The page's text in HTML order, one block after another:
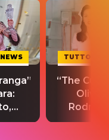
e
TUTTO
“The
Olivia
testo,